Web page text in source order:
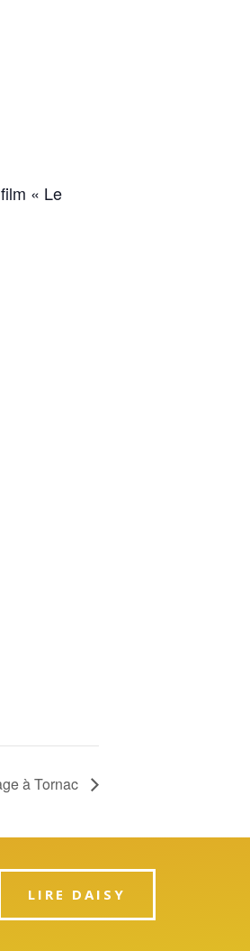
« Le
à Tornac
LIRE DAISY